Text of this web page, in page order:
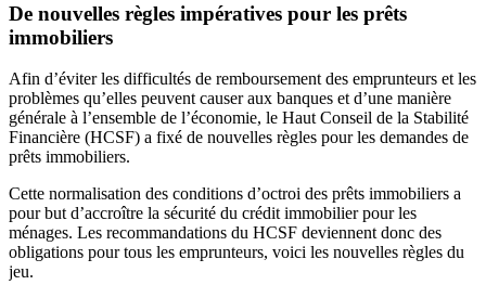
De nouvelles règles impératives pour les prêts
immobiliers
Afin d’éviter les difficultés de remboursement des emprunteurs et les
problèmes qu’elles peuvent causer aux banques et d’une manière
générale à l’ensemble de l’économie, le Haut Conseil de la Stabilité
Financière (HCSF) a fixé de nouvelles règles pour les demandes de
prêts immobiliers.
Cette normalisation des conditions d’octroi des prêts immobiliers a
pour but d’accroître la sécurité du crédit immobilier pour les
ménages. Les recommandations du HCSF deviennent donc des
obligations pour tous les emprunteurs, voici les nouvelles règles du
jeu.